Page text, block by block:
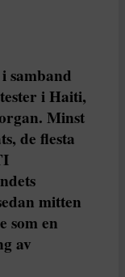
samband
i Haiti,
Minst
de flesta
mitten
som en
av